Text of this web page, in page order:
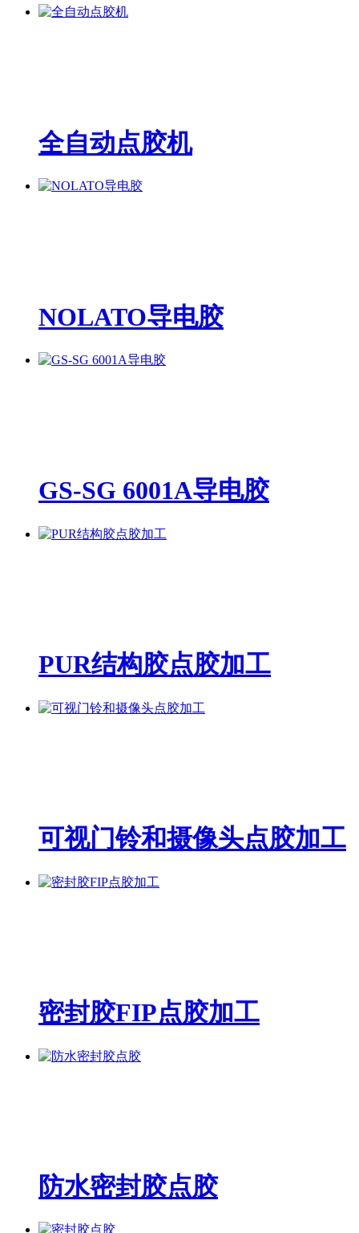
全自动点胶机
NOLATO导电胶
GS-SG 6001A导电胶
PUR结构胶点胶加工
可视门铃和摄像头点胶加工
密封胶FIP点胶加工
防水密封胶点胶